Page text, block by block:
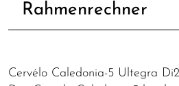
Rahmenrechner
Cervélo Caledonia-5 Ultegra Di2